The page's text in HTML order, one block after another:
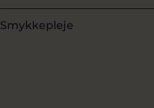
Smykkepleje